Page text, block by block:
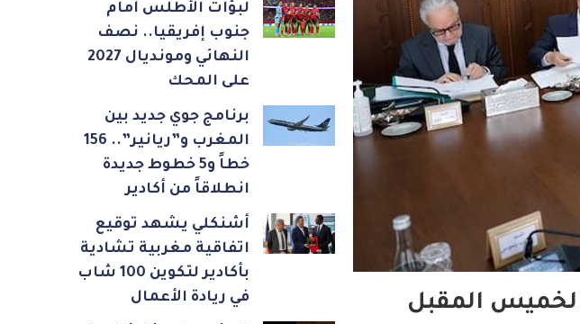
المقبل
لبؤات الأطلس أمام
جنوب إفريقيا.. نصف
النهائي ومونديال 2027
على المحك
برنامج جوي جديد بين
المغرب و”ريانير”.. 156
خطاً و5 خطوط جديدة
انطلاقاً من أكادير
أشنكلي يشهد توقيع
اتفاقية مغربية تشادية
بأكادير لتكوين 100 شاب
في ريادة الأعمال